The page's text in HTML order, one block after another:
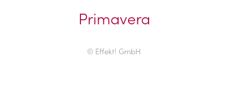
Primavera
© Effekt! GmbH